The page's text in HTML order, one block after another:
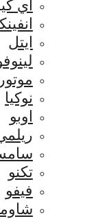
اي
ايتل
نوكيا
اوبو
تكنو
فيفو